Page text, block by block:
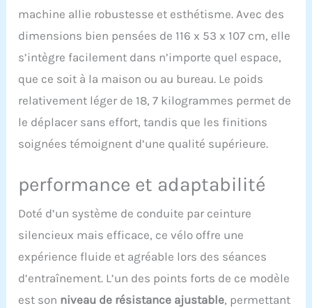
【Résistance
magnétique réglable sur
16 niveaux】 Ce vélo
d'exercice d'intérieur est
équipé d'un volant
équilibré avec précision,
qui peut fournir une
conduite douce et
silencieuse avec 16
niveaux de résistance
différents, ce qui le rend
les hommes et les
personnes âgées.
Échauffez-vous en
augmenter l'intensité,
gardant ainsi vos
stimulants et efficaces
tout au long de votre
machine allie robustesse et esthétisme. Avec des
dimensions bien pensées de 116 x 53 x 107 cm, elle
s’intègre facilement dans n’importe quel espace,
que ce soit à la maison ou au bureau. Le poids
relativement léger de 18, 7 kilogrammes permet de
le déplacer sans effort, tandis que les finitions
soignées témoignent d’une qualité supérieure.
performance et adaptabilité
Doté d’un système de conduite par ceinture
silencieux mais efficace, ce vélo offre une
expérience fluide et agréable lors des séances
d’entraînement. L’un des points forts de ce modèle
est son niveau de résistance ajustable, permettant